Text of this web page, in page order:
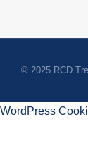
© 2025 RCD
WordPress